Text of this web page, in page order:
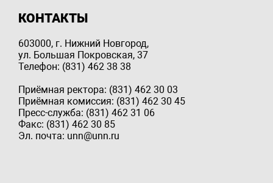
КОНТАКТЫ
603000, г. Нижний Новгород,
ул. Большая Покровская, 37
Телефон: (831) 462 38 38
Приёмная ректора: (831) 462 30 03
Приёмная комиссия: (831) 462 30 45
Пресс-служба: (831) 462 31 06
Факс: (831) 462 30 85
Эл. почта: unn@unn.ru